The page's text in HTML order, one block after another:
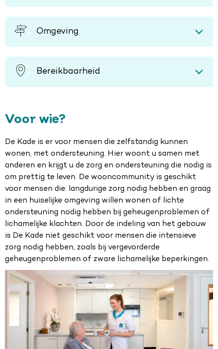
Omgeving
Bereikbaarheid
Voor wie?
De Kade is er voor mensen die zelfstandig kunnen
wonen, met ondersteuning. Hier woont u samen met
anderen en krijgt u de zorg en ondersteuning die nodig is
om prettig te leven. De wooncommunity is geschikt
voor mensen die: langdurige zorg nodig hebben en graag
in een huiselijke omgeving willen wonen of lichte
ondersteuning nodig hebben bij geheugenproblemen of
lichamelijke klachten. Door de indeling van het gebouw
is De Kade niet geschikt voor mensen die intensieve
zorg nodig hebben, zoals bij vergevorderde
geheugenproblemen of zware lichamelijke beperkingen.